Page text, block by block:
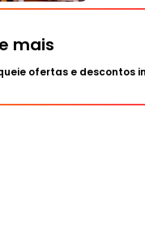
mais
ofertas e descontos